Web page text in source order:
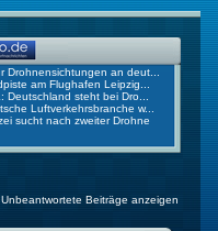
Unbeantwortete Beiträge anzeigen